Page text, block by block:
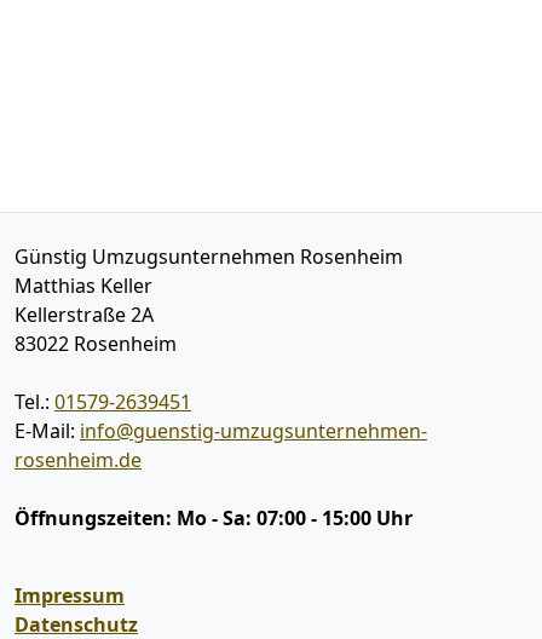
Günstig Umzugsunternehmen Rosenheim
Matthias Keller
Kellerstraße 2A
83022 Rosenheim
Tel.: 01579-2639451
E-Mail: info@guenstig-umzugsunternehmen-
rosenheim.de
Öffnungszeiten: Mo - Sa: 07:00 - 15:00 Uhr
Impressum
Datenschutz